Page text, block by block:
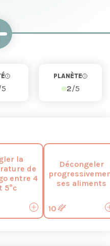
i PLANÈTE i
2/5
la
de
entre 4
5°c
Décongeler
ses aliments
10